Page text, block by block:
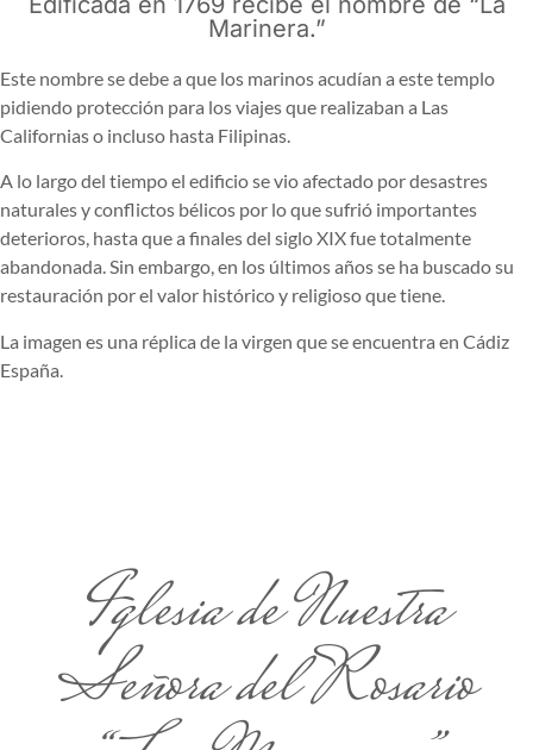
Marinera.”
Este nombre se debe a que los marinos acudían a este templo
pidiendo protección para los viajes que realizaban a Las
Californias o incluso hasta Filipinas.
A lo largo del tiempo el edificio se vio afectado por desastres
naturales y conflictos bélicos por lo que sufrió importantes
deterioros, hasta que a finales del siglo XIX fue totalmente
abandonada. Sin embargo, en los últimos años se ha buscado su
restauración por el valor histórico y religioso que tiene.
La imagen es una réplica de la virgen que se encuentra en Cádiz
España.
Iglesia de Nuestra
Señora del Rosario